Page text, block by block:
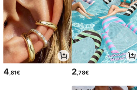
4 ,81€ 2 ,78€